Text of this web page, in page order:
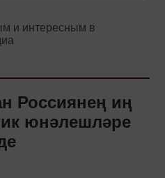
и интересным в
Россиянең иң
юнәлешләре